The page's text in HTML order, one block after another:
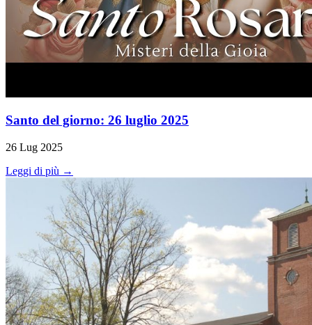
Santo del giorno: 26 luglio 2025
26 Lug 2025
Leggi di più →